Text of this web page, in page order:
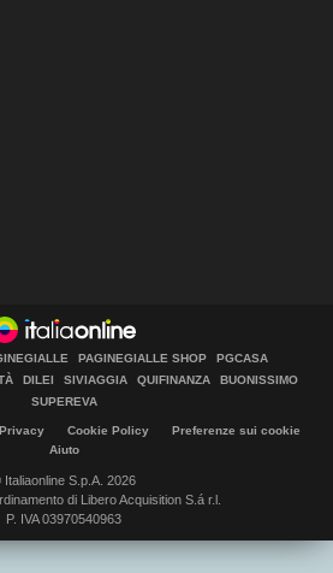
PAGINEGIALLE SHOP
PGCASA
DILEI SIVIAGGIA QUIFINANZA
BUONISSIMO
SUPEREVA
Privacy Cookie Policy
Preferenze sui cookie
Aiuto
Italiaonline S.p.A. 2026
di Libero Acquisition S.á r.l.
P. IVA 03970540963